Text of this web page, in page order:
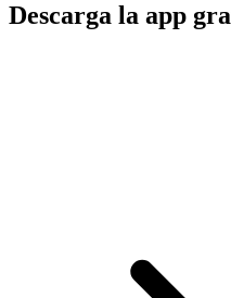
Descarga la app